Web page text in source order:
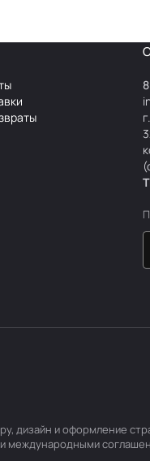
дизайн и оформление
международными